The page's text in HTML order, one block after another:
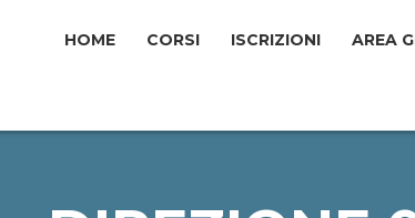
HOME СORSI ISCRIZIONI AREA